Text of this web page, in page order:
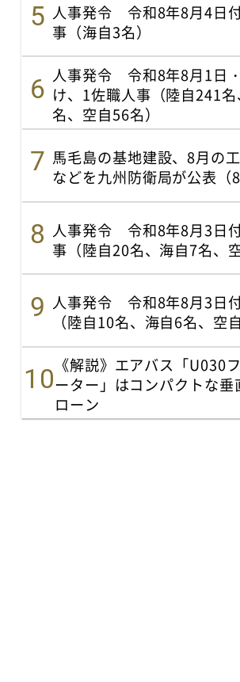
人事発令 令和8年8月4日
事（海自3名）
人事発令 令和8年8月1日
け、1佐職人事（陸自241
名、空自56名）
馬毛島の基地建設、8月の
などを九州防衛局が公表（8
人事発令 令和8年8月3日
事（陸自20名、海自7名、
人事発令 令和8年8月3日
（陸自10名、海自6名、空
《解説》エアバス「U030
ーター」はコンパクトな垂
ローン